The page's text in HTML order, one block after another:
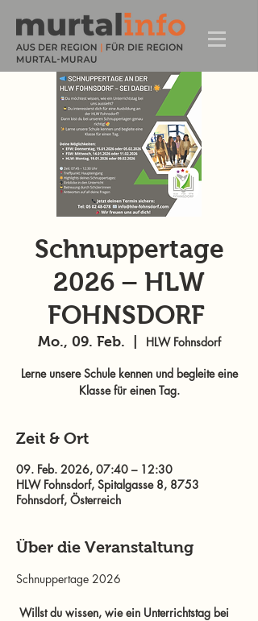
Schnuppertage
2026 – HLW
FOHNSDORF
Mo., 09. Feb. HLW Fohnsdorf
Lerne unsere Schule kennen und begleite eine
Klasse für einen Tag.
Zeit & Ort
09. Feb. 2026, 07:40 – 12:30
HLW Fohnsdorf, Spitalgasse 8, 8753
Fohnsdorf, Österreich
Über die Veranstaltung
Schnuppertage 2026
Willst du wissen, wie ein Unterrichtstag bei